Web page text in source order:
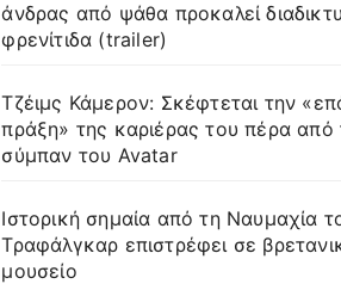
άνδρας από ψάθα προκαλεί
φρενίτιδα (trailer)
Τζέιμς Κάμερον: Σκέφτεται την
πράξη» της καριέρας του πέρα από
σύμπαν του Avatar
Ιστορική σημαία από τη Ναυμαχία
Τραφάλγκαρ επιστρέφει σε
μουσείο